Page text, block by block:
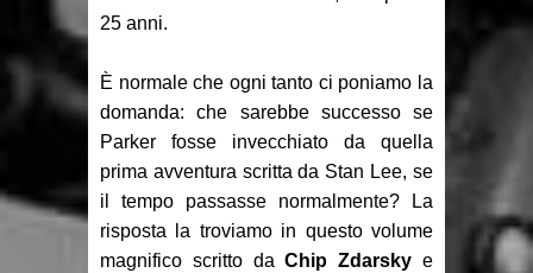
25 anni.
È normale che ogni tanto ci poniamo la
domanda: che sarebbe successo se
Parker fosse invecchiato da quella
prima avventura scritta da Stan Lee, se
il tempo passasse normalmente? La
risposta la troviamo in questo volume
magnifico scritto daChip Zdarsky e